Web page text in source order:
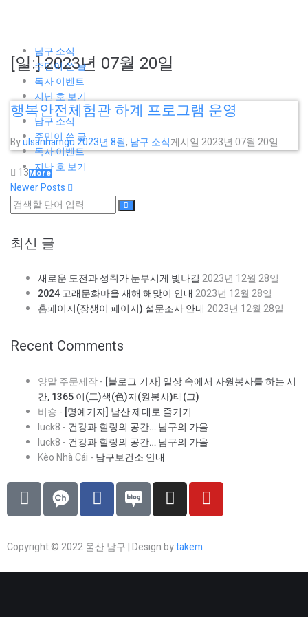
남구 소식
주민이 쓴 글
독자 이벤트
지난 호 보기
남구 소식
주민이 쓴 글
독자 이벤트
지난 호 보기
[일:]2023년 07월 20일
행복안전체험관 하계 프로그램 운영
Byulsannamgu2023년 8월, 남구 소식게시일 2023년 07월 20일
13 More
Newer Posts
최신 글
새로운 도전과 성취가 눈부시게 빛나길 2023년 12월 28일
2024 고래문화마을 새해 해맞이 안내 2023년 12월 28일
홈페이지(장생이 페이지) 설문조사 안내 2023년 12월 28일
Recent Comments
양말 주문제작 - [블로그 기자] 일상 속에서 자원봉사를 하는 시
간, 1365 이(二)색(色)자(원봉사)태(그)
비숑 - [명예기자] 남산 제대로 즐기기
luck8 - 건강과 힐링의 공간… 남구의 가을
luck8 - 건강과 힐링의 공간… 남구의 가을
Kèo Nhà Cái - 남구보건소 안내
Copyright © 2022 울산 남구 | Design bytakem